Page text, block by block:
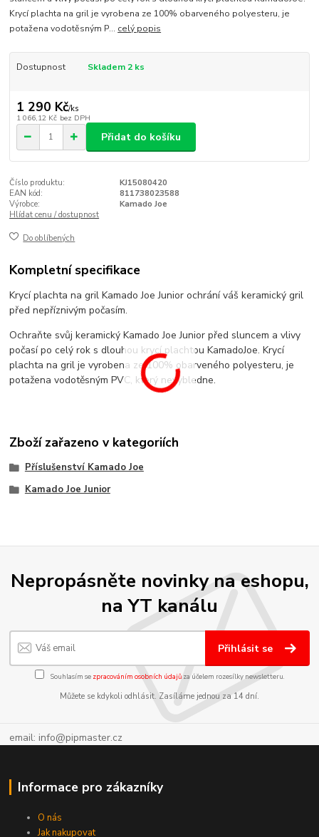
Krycí plachta na gril je vyrobena ze 100% obarveného polyesteru, je
potažena vodotěsným P... celý popis
Dostupnost Skladem 2 ks
1 290 Kč/ks
1 066,12 Kč bez DPH
Přidat do košíku
Číslo produktu:
KJ15080420
EAN kód:
811738023588
Výrobce:
Kamado Joe
Hlídat cenu / dostupnost
Do oblíbených
Kompletní specifikace
Krycí plachta na gril Kamado Joe Junior ochrání váš keramický gril
před nepříznivým počasím.
Ochraňte svůj keramický Kamado Joe Junior před sluncem a vlivy
počasí po celý rok s dlouhou krycí plachtou KamadoJoe. Krycí
plachta na gril je vyrobena ze 100% obarveného polyesteru, je
potažena vodotěsným PVC, který nevybledne.
Zboží zařazeno v kategoriích
Příslušenství Kamado Joe
Kamado Joe Junior
Nepropásněte novinky na eshopu,
na YT kanálu
Přihlásit se
Souhlasím se zpracováním osobních údajůza účelem rozesílky newsletteru.
Můžete se kdykoli odhlásit. Zasíláme jednou za 14 dní.
email: info@pipmaster.cz
Informace pro zákazníky
O nás
Jak nakupovat